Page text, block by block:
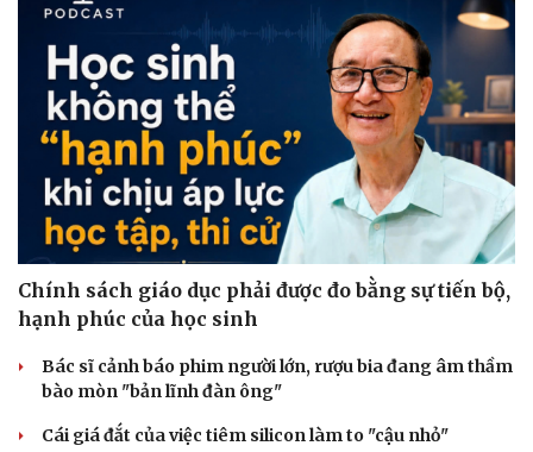
Chính sách giáo dục phải được đo bằng sự tiến bộ,
hạnh phúc của học sinh
Bác sĩ cảnh báo phim người lớn, rượu bia đang âm thầm
bào mòn "bản lĩnh đàn ông"
Cái giá đắt của việc tiêm silicon làm to "cậu nhỏ"